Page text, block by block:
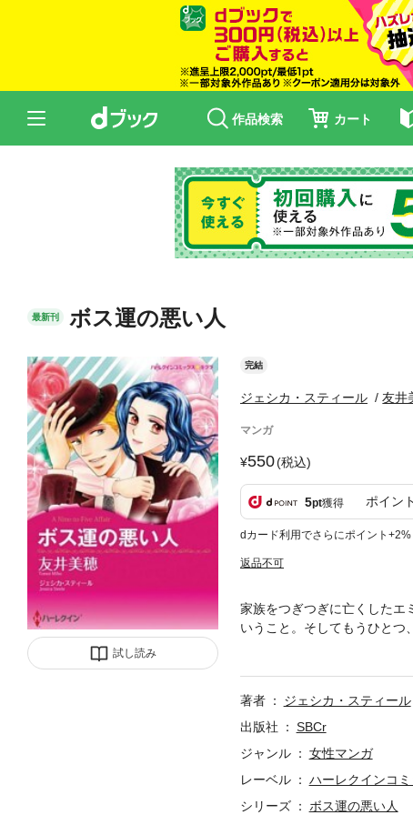
作品検索 カート
最新刊 ボス運の悪い人
試し読み
完結
ジェシカ・スティール 友井
マンガ
550(税込)
5pt獲得 ポイン
dカード利用でさらにポイント+2%
返品不可
家族をつぎつぎに亡くしたエ
いうこと。そしてもうひとつ
んとか一流企業の重役付臨
著者
ジェシカ・スティール
出版社
SBCr
ジャンル
女性マンガ
レーベル
ハーレクインコミ
シリーズ
ボス運の悪い人